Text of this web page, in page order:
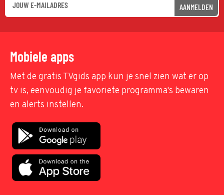
AANMELDEN
Mobiele apps
Met de gratis TVgids app kun je snel zien wat er op
tv is, eenvoudig je favoriete programma's bewaren
en alerts instellen.